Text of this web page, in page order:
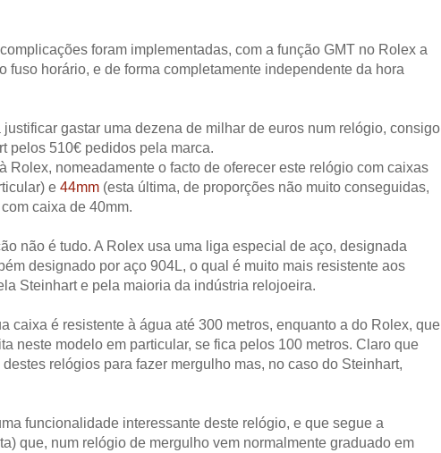
foram implementadas, com a função GMT no Rolex a
fuso horário, e de forma completamente independente da hora
gastar uma dezena de milhar de euros num relógio, consigo
pelos 510€ pedidos pela marca.
Rolex, nomeadamente o facto de oferecer este relógio com caixas
e 44mm (esta última, de proporções não muito conseguidas,
caixa de 40mm.
não é tudo. A Rolex usa uma liga especial de aço, designada
designado por aço 904L, o qual é muito mais resistente aos
Steinhart e pela maioria da indústria relojoeira.
caixa é resistente à água até 300 metros, enquanto a do Rolex, que
neste modelo em particular, se fica pelos 100 metros. Claro que
relógios para fazer mergulho mas, no caso do Steinhart,
funcionalidade interessante deste relógio, e que segue a
que, num relógio de mergulho vem normalmente graduado em